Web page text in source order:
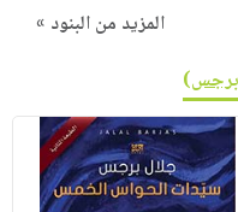
المزيد من البنود »
)